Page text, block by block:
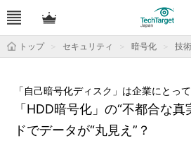
トップ セキュリティ 暗号化 技
「HDD暗号化」の“不都合な
ドでデータが“丸見え”？
「自己暗号化ディスク」は企業にとっ